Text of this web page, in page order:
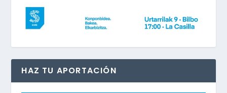
HAZ TU APORTACIÓN